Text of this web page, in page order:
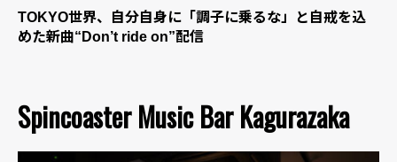
TOKYO世界、自分自身に「調子に乗るな」と自戒を込
めた新曲“Don’t ride on”配信
Spincoaster Music Bar Kagurazaka